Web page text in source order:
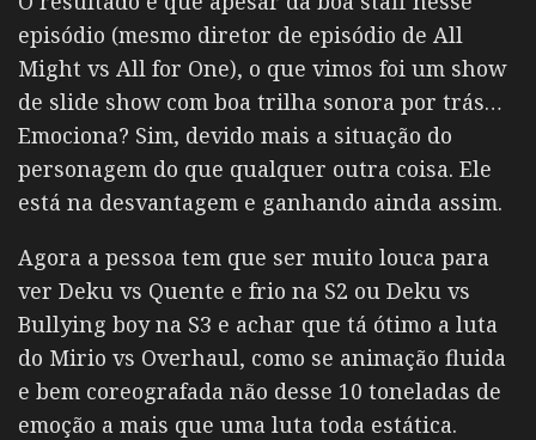
episódio (mesmo diretor de episódio de All
Might vs All for One), o que vimos foi um show
de slide show com boa trilha sonora por trás…
Emociona? Sim, devido mais a situação do
personagem do que qualquer outra coisa. Ele
está na desvantagem e ganhando ainda assim.
Agora a pessoa tem que ser muito louca para
ver Deku vs Quente e frio na S2 ou Deku vs
Bullying boy na S3 e achar que tá ótimo a luta
do Mirio vs Overhaul, como se animação fluida
e bem coreografada não desse 10 toneladas de
emoção a mais que uma luta toda estática.